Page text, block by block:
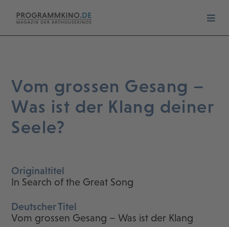
Vom grossen Gesang –
Was ist der Klang deiner
Seele?
Originaltitel
In Search of the Great Song
Deutscher Titel
Vom grossen Gesang – Was ist der Klang